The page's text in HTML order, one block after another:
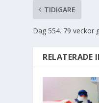
TIDIGARE
Dag 554. 79 veckor
RELATERADE